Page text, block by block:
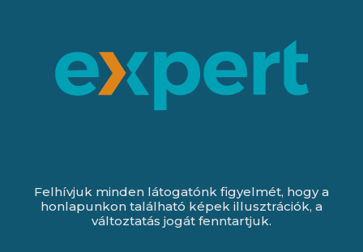
Felhívjuk minden látogatónk figyelmét, hogy a
honlapunkon található képek illusztrációk, a
változtatás jogát fenntartjuk.